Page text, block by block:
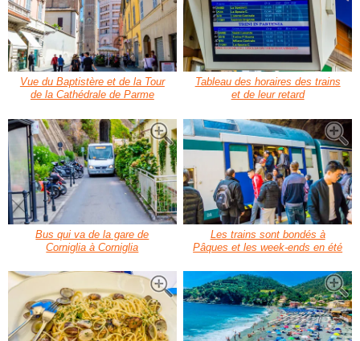
Vue du Baptistère et de la Tour
de la Cathédrale de Parme
Tableau des horaires des trains
et de leur retard
Bus qui va de la gare de
Corniglia à Corniglia
Les trains sont bondés à
Pâques et les week-ends en été